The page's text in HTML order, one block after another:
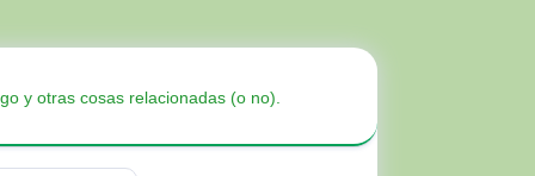
y otras cosas relacionadas (o no).